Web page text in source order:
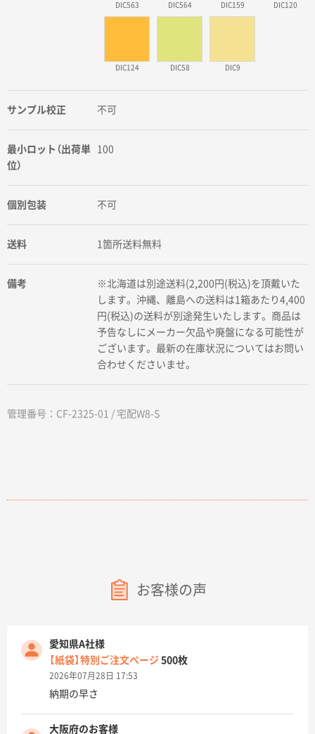
DIC563 DIC564 DIC159 DIC120
DIC124 DIC58 DIC9
サンプル校正 不可
最小ロット（出荷単
位）
100
個別包装 不可
送料 1箇所送料無料
備考
※北海道は別途送料(2,200円(税込)を頂戴いた
します。沖縄、離島への送料は1箱あたり4,400
円(税込)の送料が別途発生いたします。商品は
予告なしにメーカー欠品や廃盤になる可能性が
ございます。最新の在庫状況についてはお問い
合わせくださいませ。
管理番号：CF-2325-01 / 宅配W8-S
お客様の声
愛知県A社様
【紙袋】特別ご注文ページ 500枚
2026年07月28日 17:53
納期の早さ
大阪府のお客様